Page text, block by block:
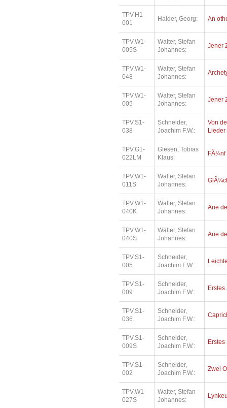
TPV.H1-
001
Haider, Georg: An
TPV.W1-
005S
Walter, Stefan
Johannes:
Jener
TPV.W1-
048
Walter, Stefan
Johannes:
TPV.W1-
005
Walter, Stefan
Johannes:
Jener
TPV.S1-
038
Schneider,
Joachim F.W.:
Von
Lieder
TPV.G1-
022LM
Giesen, Tobias
Klaus:
FÃ¼nf
TPV.W1-
011S
Walter, Stefan
Johannes:
TPV.W1-
040K
Walter, Stefan
Johannes:
Arie
TPV.W1-
040S
Walter, Stefan
Johannes:
Arie
TPV.S1-
005
Schneider,
Joachim F.W.:
TPV.S1-
009
Schneider,
Joachim F.W.:
TPV.S1-
036
Schneider,
Joachim F.W.:
TPV.S1-
009S
Schneider,
Joachim F.W.:
TPV.S1-
002
Schneider,
Joachim F.W.:
Zwei
TPV.W1-
027S
Walter, Stefan
Johannes: